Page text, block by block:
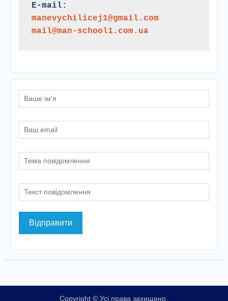
E-mail:
manevychilicej1@gmail.com
mail@man-school1.com.ua
Copyright © Усі права захищено.